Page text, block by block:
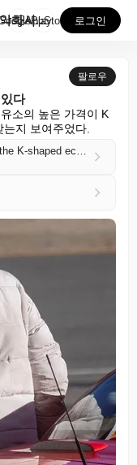
유가 급등이 K자형 경제를 악화시키고 있다
AppStore 로그인
팔로우
다
소의 높은 가격이 K
지 보여주었다.
The spike in gas prices is worsening the K-shaped economy